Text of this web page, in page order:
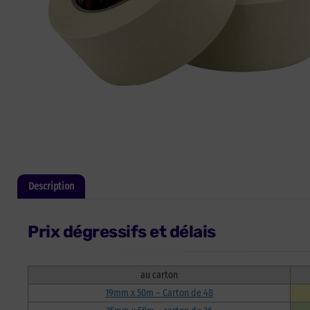
Description
Prix dégressifs et délais
au carton
19mm x 50m – Carton de 48